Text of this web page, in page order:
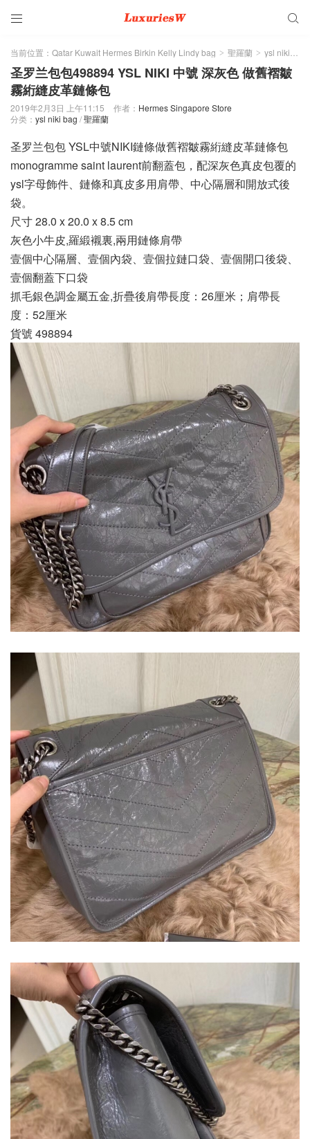
 
当前位置： Qatar Kuwait Hermes Birkin Kelly Lindy bag > 聖羅蘭 > ysl niki bag
圣罗兰包包498894 YSL NIKI 中號 深灰色 做舊褶皺
霧絎縫皮革鏈條包
2019年2月3日 上午11:15 作者： Hermes Singapore Store
分类： ysl niki bag /聖羅蘭
圣罗兰包包 YSL中號NIKI鏈條做舊褶皺霧絎縫皮革鏈條包
monogramme saint laurent前翻蓋包，配深灰色真皮包覆的
ysl字母飾件、鏈條和真皮多用肩帶、中心隔層和開放式後
袋。
尺寸 28.0 x 20.0 x 8.5 cm
灰色小牛皮,羅緞襯裏,兩用鏈條肩帶
壹個中心隔層、壹個內袋、壹個拉鏈口袋、壹個開口後袋、
壹個翻蓋下口袋
抓毛銀色調金屬五金,折疊後肩帶長度：26厘米；肩帶長
度：52厘米
貨號 498894